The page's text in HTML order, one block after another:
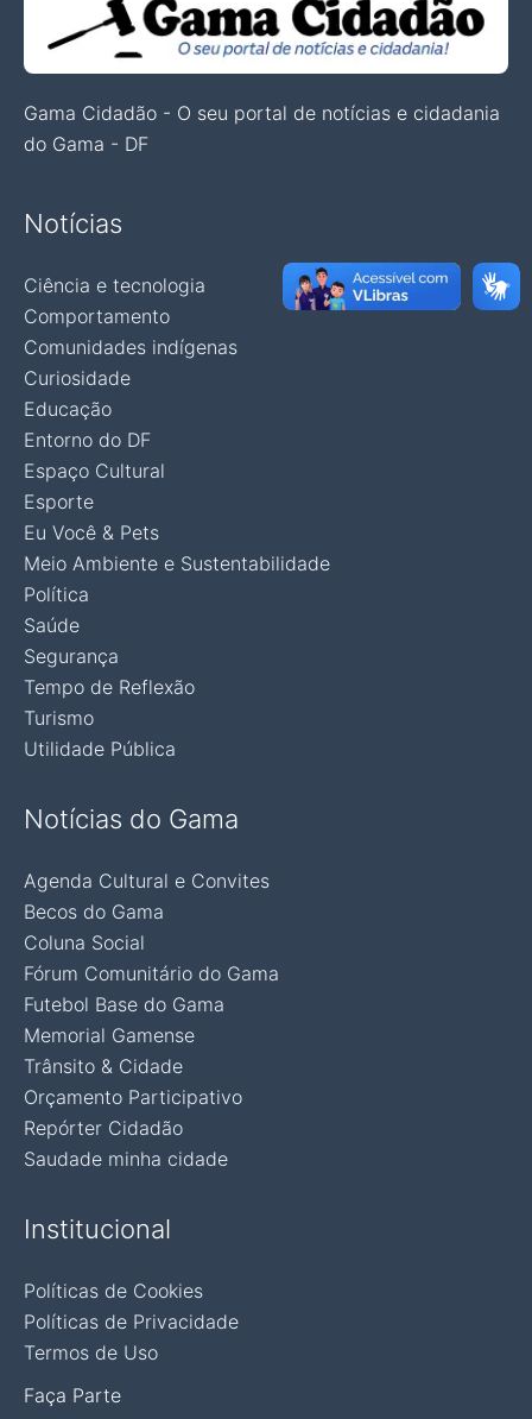
Gama Cidadão - O seu portal de notícias e cidadania
do Gama - DF
Notícias
Ciência e tecnologia
Comportamento
Comunidades indígenas
Curiosidade
Educação
Entorno do DF
Espaço Cultural
Esporte
Eu Você & Pets
Meio Ambiente e Sustentabilidade
Política
Saúde
Segurança
Tempo de Reflexão
Turismo
Utilidade Pública
Notícias do Gama
Agenda Cultural e Convites
Becos do Gama
Coluna Social
Fórum Comunitário do Gama
Futebol Base do Gama
Memorial Gamense
Trânsito & Cidade
Orçamento Participativo
Repórter Cidadão
Saudade minha cidade
Institucional
Políticas de Cookies
Políticas de Privacidade
Termos de Uso
Faça Parte